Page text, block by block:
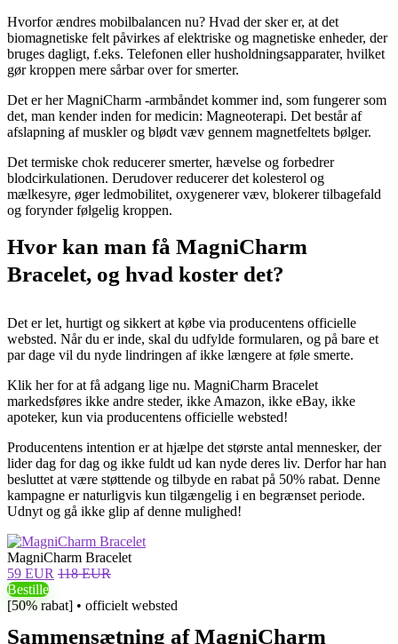
Hvorfor ændres mobilbalancen nu? Hvad der sker er, at det
biomagnetiske felt påvirkes af elektriske og magnetiske enheder, der
bruges dagligt, f.eks. Telefonen eller husholdningsapparater, hvilket
gør kroppen mere sårbar over for smerter.
Det er her MagniCharm -armbåndet kommer ind, som fungerer som
det, man kender inden for medicin: Magneoterapi. Det består af
afslapning af muskler og blødt væv gennem magnetfeltets bølger.
Det termiske chok reducerer smerter, hævelse og forbedrer
blodcirkulationen. Derudover reducerer det kolesterol og
mælkesyre, øger ledmobilitet, oxygenerer væv, blokerer tilbagefald
og forynder følgelig kroppen.
Hvor kan man få MagniCharm
Bracelet, og hvad koster det?
Det er let, hurtigt og sikkert at købe via producentens officielle
websted. Når du er inde, skal du udfylde formularen, og på bare et
par dage vil du nyde lindringen af ​​ikke længere at føle smerte.
Klik her for at få adgang lige nu. MagniCharm Bracelet
markedsføres ikke andre steder, ikke Amazon, ikke eBay, ikke
apoteker, kun via producentens officielle websted!
Producentens intention er at hjælpe det største antal mennesker, der
lider dag for dag og ikke fuldt ud kan nyde deres liv. Derfor har han
besluttet at være støttende og tilbyde en rabat på 50% rabat. Denne
kampagne er naturligvis kun tilgængelig i en begrænset periode.
Udnyt og gå ikke glip af denne mulighed!
MagniCharm Bracelet
59 EUR 118 EUR
Bestille
[50% rabat] • officielt websted
Sammensætning af MagniCharm